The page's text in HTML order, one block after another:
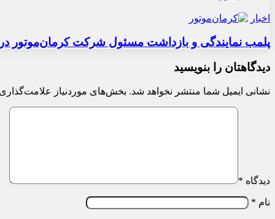
اخبار
پلمب نمایندگی و بازداشت مسئول شرکت کرمان‌موتور
دیدگاهتان را بنویسید
نشانی ایمیل شما منتشر نخواهد شد. بخش‌های موردنیاز
دیدگاه *
نام *